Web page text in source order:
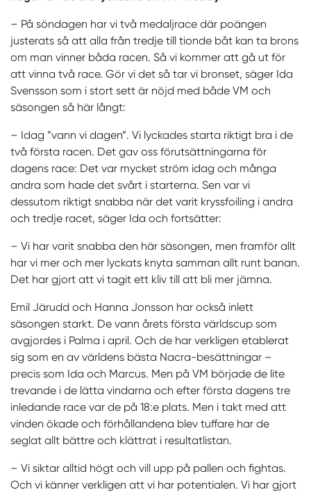
– På söndagen har vi två medaljrace där poängen
justerats så att alla från tredje till tionde båt kan ta brons
om man vinner båda racen. Så vi kommer att gå ut för
att vinna två race. Gör vi det så tar vi bronset, säger Ida
Svensson som i stort sett är nöjd med både VM och
säsongen så här långt:
– Idag ”vann vi dagen”. Vi lyckades starta riktigt bra i de
två första racen. Det gav oss förutsättningarna för
dagens race: Det var mycket ström idag och många
andra som hade det svårt i starterna. Sen var vi
dessutom riktigt snabba när det varit kryssfoiling i andra
och tredje racet, säger Ida och fortsätter:
– Vi har varit snabba den här säsongen, men framför allt
har vi mer och mer lyckats knyta samman allt runt banan.
Det har gjort att vi tagit ett kliv till att bli mer jämna.
Emil Järudd och Hanna Jonsson har också inlett
säsongen starkt. De vann årets första världscup som
avgjordes i Palma i april. Och de har verkligen etablerat
sig som en av världens bästa Nacra-besättningar –
precis som Ida och Marcus. Men på VM började de lite
trevande i de lätta vindarna och efter första dagens tre
inledande race var de på 18:e plats. Men i takt med att
vinden ökade och förhållandena blev tuffare har de
seglat allt bättre och klättrat i resultatlistan.
– Vi siktar alltid högt och vill upp på pallen och fightas.
Och vi känner verkligen att vi har potentialen. Vi har gjort